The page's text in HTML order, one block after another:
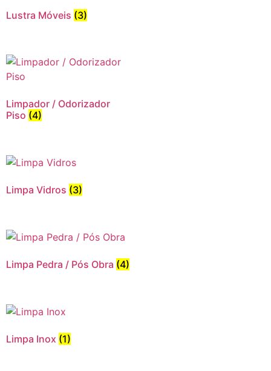
Lustra Móveis (3)
Limpador / Odorizador
Piso (4)
Limpa Vidros (3)
Limpa Pedra / Pós Obra (4)
Limpa Inox (1)